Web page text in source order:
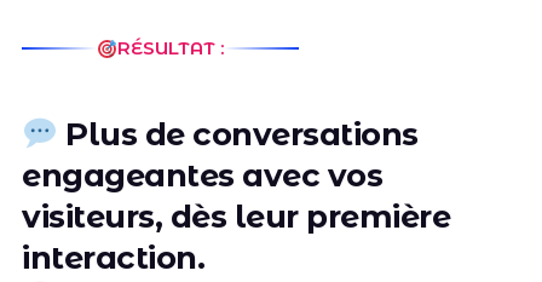
RÉSULTAT :
Plus de conversations
engageantes avec vos
visiteurs, dès leur première
interaction.